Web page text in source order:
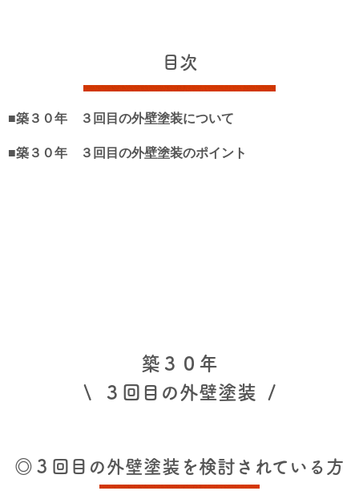
目次
■築３０年 ３回目の外壁塗装について
■築３０年 ３回目の外壁塗装のポイント
築３０年
\ ３回目の外壁塗装 /
◎３回目の外壁塗装を検討されている方